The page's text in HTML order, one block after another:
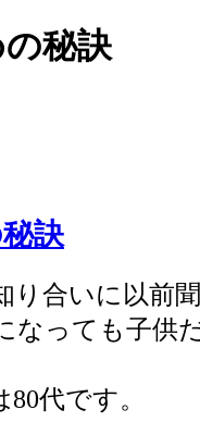
秘訣
訣
り合いに以前
なっても子供
代です。